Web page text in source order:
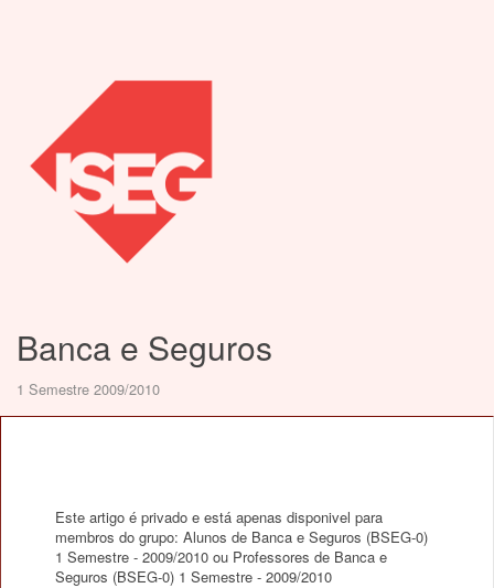
Banca e Seguros
1 Semestre 2009/2010
Este artigo é privado e está apenas disponivel para
membros do grupo: Alunos de Banca e Seguros (BSEG-0)
1 Semestre - 2009/2010 ou Professores de Banca e
Seguros (BSEG-0) 1 Semestre - 2009/2010